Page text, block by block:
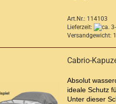
Art.Nr.: 114103
Lieferzeit:
Versandgewicht:
Cabrio-
Absolut
ideale Schutz
Unter dieser